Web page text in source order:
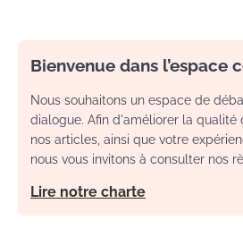
Bienvenue dans l’espace
Nous souhaitons un espace de
dialogue. Afin d'améliorer la qualité
nos articles, ainsi que votre
nous vous invitons à consulter nos
Lire notre charte